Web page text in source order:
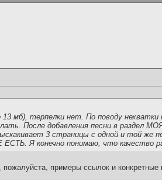
13 мб), терпелки нет. По поводу
После добавления песни в раздел
3 страницы с одной и той же
Я конечно понимаю, что качество
пожалуйста, примеры ссылок и